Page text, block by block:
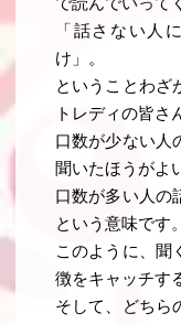
で読んでいって
「話さない人
け」。
ということわざ
トレディの皆さ
口数が少ない人
聞いたほうがよ
口数が多い人の
という意味です。
このように、聞
徴をキャッチす
そして、
どちら